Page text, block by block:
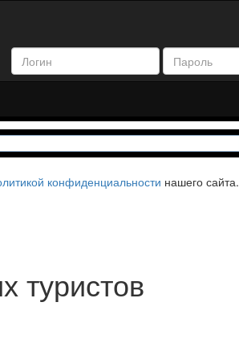
конфиденциальности нашего сайта.
туристов